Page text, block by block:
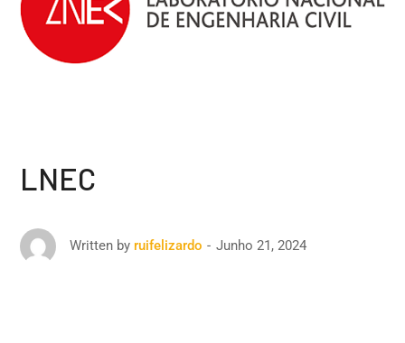
LNEC
Written by ruifelizardo Junho 21, 2024